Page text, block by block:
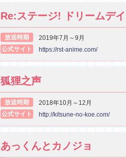
Re:ステージ! ドリームデ
放送時期
2019年7月～9月
公式サイト
https://rst-anime.com/
狐狸之声
放送時期
2018年10月～12月
公式サイト
http://kitsune-no-koe.com/
あっくんとカノジョ